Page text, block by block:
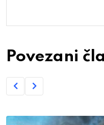
Povezani